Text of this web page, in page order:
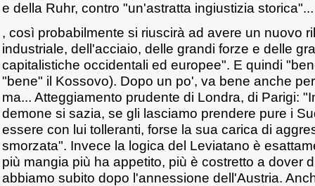
e della Ruhr, contro "un'astratta ingiustizia
, così probabilmente si riuscirà ad avere un nuovo
industriale, dell'acciaio, delle grandi forze e delle
capitalistiche occidentali ed europee". E quindi
"bene" il Kossovo). Dopo un po', va bene anche
ma... Atteggiamento prudente di Londra, di Parigi:
demone si sazia, se gli lasciamo prendere pure i
essere con lui tolleranti, forse la sua carica di
smorzata". Invece la logica del Leviatano è
più mangia più ha appetito, più è costretto a dover
abbiamo subito dopo l'annessione dell'Austria.